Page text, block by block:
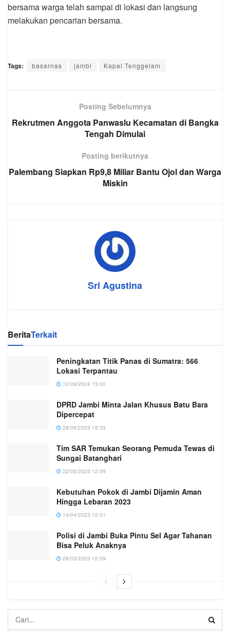
bersama warga telah sampai di lokasi dan langsung
melakukan pencarian bersama.
Tags: basarnas jambi Kapal Tenggelam
Posting Sebelumnya
Rekrutmen Anggota Panwaslu Kecamatan di Bangka
Tengah Dimulai
Posting berikutnya
Palembang Siapkan Rp9,8 Miliar Bantu Ojol dan Warga
Miskin
Sri Agustina
BeritaTerkait
Peningkatan Titik Panas di Sumatra: 566
Lokasi Terpantau
12/09/2024 15:00
DPRD Jambi Minta Jalan Khusus Batu Bara
Dipercepat
28/05/2023 18:33
Tim SAR Temukan Seorang Pemuda Tewas di
Sungai Batanghari
22/05/2023 12:09
Kebutuhan Pokok di Jambi Dijamin Aman
Hingga Lebaran 2023
14/04/2023 12:31
Polisi di Jambi Buka Pintu Sel Agar Tahanan
Bisa Peluk Anaknya
28/03/2023 15:59